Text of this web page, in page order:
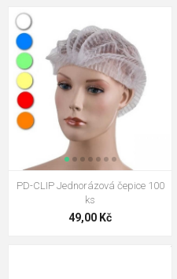
PD-CLIP Jednorázová čepice 100
ks
49,00 Kč